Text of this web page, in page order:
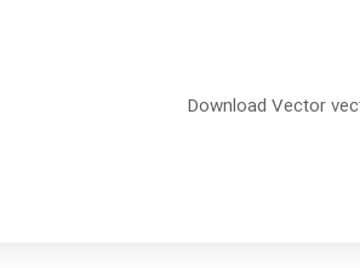
Download Vector